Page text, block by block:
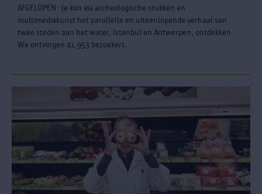
AFGELOPEN - Je kon via archeologische stukken en
multimediakunst het parallelle en uiteenlopende verhaal van
twee steden aan het water, Istanbul en Antwerpen, ontdekken.
We ontvingen 41.953 bezoekers.